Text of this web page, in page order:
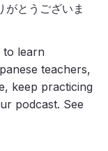
がとうございま
learn
teachers,
keep practicing
podcast. See